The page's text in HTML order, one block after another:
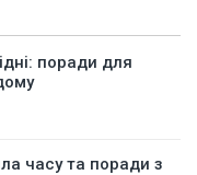
поради для
часу та поради з